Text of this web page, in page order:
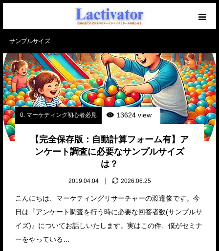
サンプルサイズ
0. マーケティング初心者必見 13624 view
【完全保存版：自動計算フォーム有】ア
ンケート調査に必要なサンプルサイズ
は？
2019.04.04 2026.06.25
こんにちは、マーケティングリサーチャーの渡邉俊です。今
日は『アンケート調査を行う時に必要な回答者数(サンプルサ
イズ)』についてお話しいたします。実はこの件、僕がセミナ
ーをやっている…
【必読】初めての方へ
マーケを学ぶブログ
無料メール講座
セミナー開催中！
仕事のご相談・ご依頼